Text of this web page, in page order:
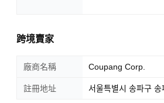
跨境賣家
廠商名稱 Coupang Corp.
註冊地址 서울특별시 송파구